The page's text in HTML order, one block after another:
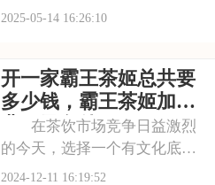
注。加盟费用涉及品牌授权、
颜悦色对加盟商提出了一系列
条件，包括资金实力、店面选
址要求以及对品牌运营
2025-05-14 16:26:10
开一家霸王茶姬总共要
多少钱，霸王茶姬加盟
费用及条件
在茶饮市场竞争日益激烈
的今天，选择一个有文化底
蕴、有创新精神的品牌至关重
2024-12-11 16:19:52